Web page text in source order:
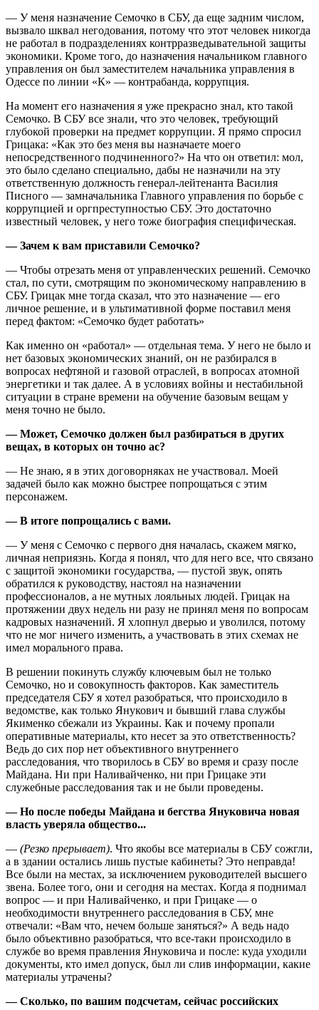
— У меня назначение Семочко в СБУ, да еще задним числом,
вызвало шквал негодования, потому что этот человек никогда
не работал в подразделениях контрразведывательной защиты
экономики. Кроме того, до назначения начальником главного
управления он был заместителем начальника управления в
Одессе по линии «К» — контрабанда, коррупция.
На момент его назначения я уже прекрасно знал, кто такой
Семочко. В СБУ все знали, что это человек, требующий
глубокой проверки на предмет коррупции. Я прямо спросил
Грицака: «Как это без меня вы назначаете моего
непосредственного подчиненного?» На что он ответил: мол,
это было сделано специально, дабы не назначили на эту
ответственную должность генерал-лейтенанта Василия
Писного — замначальника Главного управления по борьбе с
коррупцией и оргпреступностью СБУ. Это достаточно
известный человек, у него тоже биография специфическая.
— Зачем к вам приставили Семочко?
— Чтобы отрезать меня от управленческих решений. Семочко
стал, по сути, смотрящим по экономическому направлению в
СБУ. Грицак мне тогда сказал, что это назначение — его
личное решение, и в ультимативной форме поставил меня
перед фактом: «Семочко будет работать»
Как именно он «работал» — отдельная тема. У него не было и
нет базовых экономических знаний, он не разбирался в
вопросах нефтяной и газовой отраслей, в вопросах атомной
энергетики и так далее. А в условиях войны и нестабильной
ситуации в стране времени на обучение базовым вещам у
меня точно не было.
— Может, Семочко должен был разбираться в других
вещах, в которых он точно ас?
— Не знаю, я в этих договорняках не участвовал. Моей
задачей было как можно быстрее попрощаться с этим
персонажем.
— В итоге попрощались с вами.
— У меня с Семочко с первого дня началась, скажем мягко,
личная неприязнь. Когда я понял, что для него все, что связано
с защитой экономики государства, — пустой звук, опять
обратился к руководству, настоял на назначении
профессионалов, а не мутных лояльных людей. Грицак на
протяжении двух недель ни разу не принял меня по вопросам
кадровых назначений. Я хлопнул дверью и уволился, потому
что не мог ничего изменить, а участвовать в этих схемах не
имел морального права.
В решении покинуть службу ключевым был не только
Семочко, но и совокупность факторов. Как заместитель
председателя СБУ я хотел разобраться, что происходило в
ведомстве, как только Янукович и бывший глава службы
Якименко сбежали из Украины. Как и почему пропали
оперативные материалы, кто несет за это ответственность?
Ведь до сих пор нет объективного внутреннего
расследования, что творилось в СБУ во время и сразу после
Майдана. Ни при Наливайченко, ни при Грицаке эти
служебные расследования так и не были проведены.
— Но после победы Майдана и бегства Януковича новая
власть уверяла общество...
— (Резко прерывает). Что якобы все материалы в СБУ сожгли,
а в здании остались лишь пустые кабинеты? Это неправда!
Все были на местах, за исключением руководителей высшего
звена. Более того, они и сегодня на местах. Когда я поднимал
вопрос — и при Наливайченко, и при Грицаке — о
необходимости внутреннего расследования в СБУ, мне
отвечали: «Вам что, нечем больше заняться?» А ведь надо
было объективно разобраться, что все-таки происходило в
службе во время правления Януковича и после: куда уходили
документы, кто имел допуск, был ли слив информации, какие
материалы утрачены?
— Сколько, по вашим подсчетам, сейчас российских